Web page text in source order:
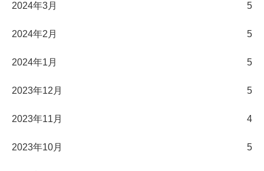
2024年3月 5
2024年2月 5
2024年1月 5
2023年12月 5
2023年11月 4
2023年10月 5